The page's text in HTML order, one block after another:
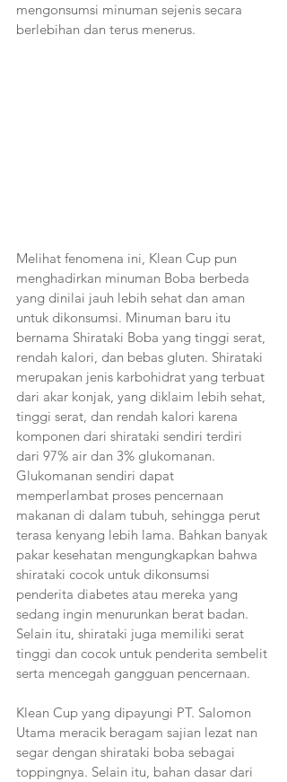
mengonsumsi minuman sejenis secara
berlebihan dan terus menerus.
Melihat fenomena ini, Klean Cup pun
menghadirkan minuman Boba berbeda
yang dinilai jauh lebih sehat dan aman
untuk dikonsumsi. Minuman baru itu
bernama Shirataki Boba yang tinggi serat,
rendah kalori, dan bebas gluten. Shirataki
merupakan jenis karbohidrat yang terbuat
dari akar konjak, yang diklaim lebih sehat,
tinggi serat, dan rendah kalori karena
komponen dari shirataki sendiri terdiri
dari 97% air dan 3% glukomanan.
Glukomanan sendiri dapat
memperlambat proses pencernaan
makanan di dalam tubuh, sehingga perut
terasa kenyang lebih lama. Bahkan banyak
pakar kesehatan mengungkapkan bahwa
shirataki cocok untuk dikonsumsi
penderita diabetes atau mereka yang
sedang ingin menurunkan berat badan.
Selain itu, shirataki juga memiliki serat
tinggi dan cocok untuk penderita sembelit
serta mencegah gangguan pencernaan.
Klean Cup yang dipayungi PT. Salomon
Utama meracik beragam sajian lezat nan
segar dengan shirataki boba sebagai
toppingnya. Selain itu, bahan dasar dari